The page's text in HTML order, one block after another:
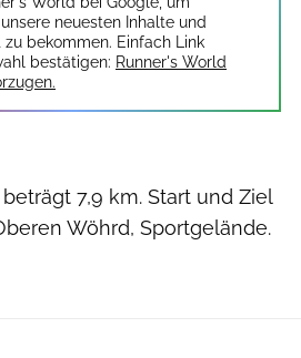
neuesten Inhalte und
bekommen. Einfach Link
bestätigen: Runner's World
7,9 km. Start und Ziel
Wöhrd, Sportgelände.